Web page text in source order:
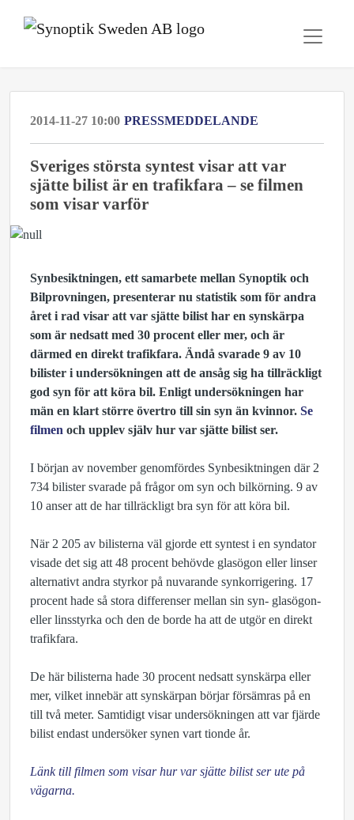
2014-11-27 10:00 PRESSMEDDELANDE
Sveriges största syntest visar att var
sjätte bilist är en trafikfara – se filmen
som visar varför
Synbesiktningen, ett samarbete mellan Synoptik och
Bilprovningen, presenterar nu statistik som för andra
året i rad visar att var sjätte bilist har en synskärpa
som är nedsatt med 30 procent eller mer, och är
därmed en direkt trafikfara. Ändå svarade 9 av 10
bilister i undersökningen att de ansåg sig ha tillräckligt
god syn för att köra bil. Enligt undersökningen har
män en klart större övertro till sin syn än kvinnor. Se
filmen och upplev själv hur var sjätte bilist ser.
I början av november genomfördes Synbesiktningen där 2
734 bilister svarade på frågor om syn och bilkörning. 9 av
10 anser att de har tillräckligt bra syn för att köra bil.
När 2 205 av bilisterna väl gjorde ett syntest i en syndator
visade det sig att 48 procent behövde glasögon eller linser
alternativt andra styrkor på nuvarande synkorrigering. 17
procent hade så stora differenser mellan sin syn- glasögon-
eller linsstyrka och den de borde ha att de utgör en direkt
trafikfara.
De här bilisterna hade 30 procent nedsatt synskärpa eller
mer, vilket innebär att synskärpan börjar försämras på en
till två meter. Samtidigt visar undersökningen att var fjärde
bilist endast undersöker synen vart tionde år.
Länk till filmen som visar hur var sjätte bilist ser ute på
vägarna.